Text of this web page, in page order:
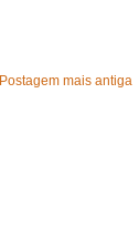
Postagem mais antiga